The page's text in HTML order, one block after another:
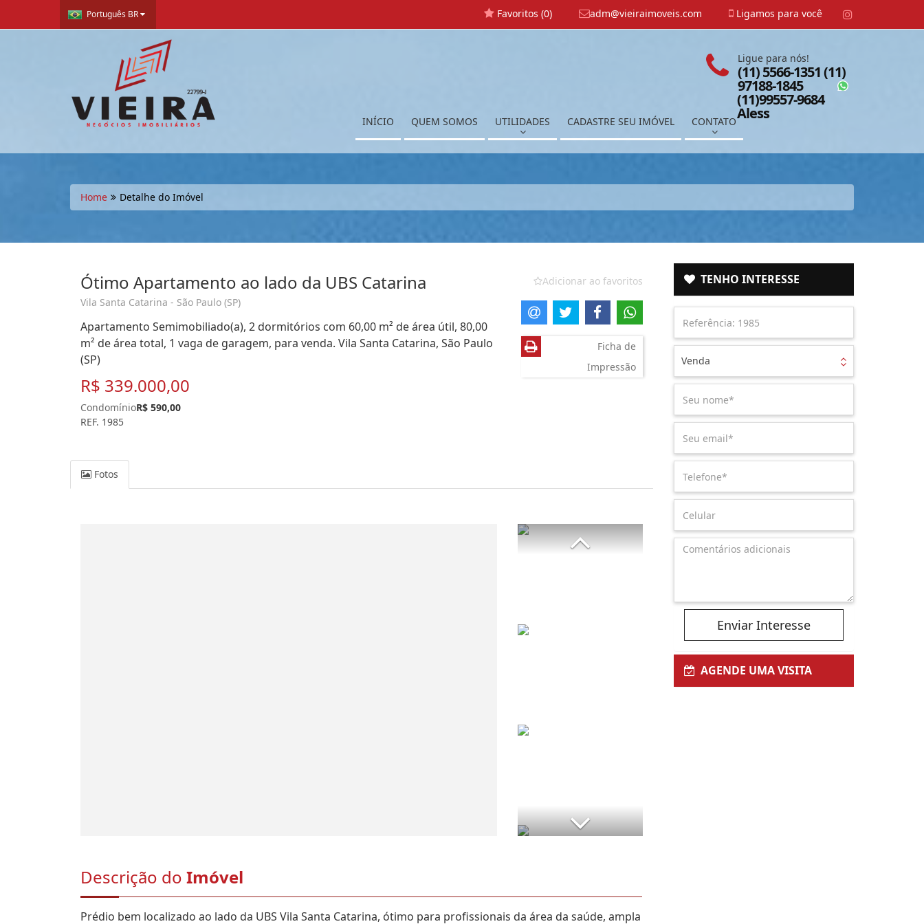
Português BR Ligamos para você
adm@vieiraimoveis.com
Favoritos (0)
INÍCIO QUEM SOMOS UTILIDADES CADASTRE SEU IMÓVEL CONTATO
Ligue para nós!
(11) 5566-1351 (11)
97188-1845
(11)99557-9684
Aless
Home Detalhe do Imóvel
Ótimo Apartamento ao lado da UBS Catarina
Vila Santa Catarina - São Paulo (SP)
Apartamento Semimobiliado(a), 2 dormitórios com 60,00 m² de área útil, 80,00
m² de área total, 1 vaga de garagem, para venda. Vila Santa Catarina, São Paulo
(SP)
R$ 339.000,00
CondomínioR$ 590,00
REF. 1985
Adicionar ao favoritos
Ficha de
Impressão
Fotos
Descrição do Imóvel
Prédio bem localizado ao lado da UBS Vila Santa Catarina, ótimo para profissionais da área da saúde, ampla
TENHO INTERESSE
Venda
Enviar Interesse
AGENDE UMA VISITA